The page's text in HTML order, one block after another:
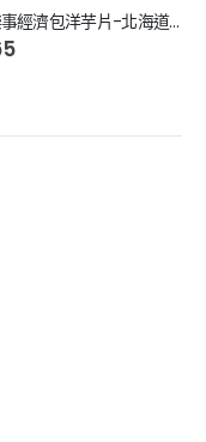
Lay’s樂事經濟包洋芋片-北海道昆布海苔味166g